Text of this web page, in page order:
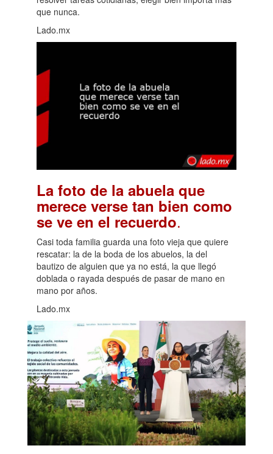
que nunca.
Lado.mx
La foto de la abuela que
merece verse tan bien como
se ve en el recuerdo.
Casi toda familia guarda una foto vieja que quiere
rescatar: la de la boda de los abuelos, la del
bautizo de alguien que ya no está, la que llegó
doblada o rayada después de pasar de mano en
mano por años.
Lado.mx